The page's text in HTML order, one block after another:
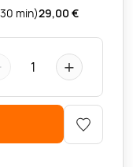
min)29,00 €
1 +